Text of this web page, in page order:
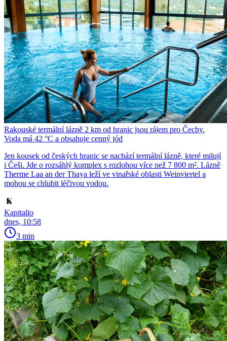
Rakouské termální lázně 2 km od hranic jsou rájem pro Čechy.
Voda má 42 °C a obsahuje cenný jód
Jen kousek od českých hranic se nachází termální lázně, které milují
i Češi. Jde o rozsáhlý komplex s rozlohou více než 7 800 m². Lázně
Therme Laa an der Thaya leží ve vinařské oblasti Weinviertel a
mohou se chlubit léčivou vodou.
Kapitalio
dnes, 10:58
3 min